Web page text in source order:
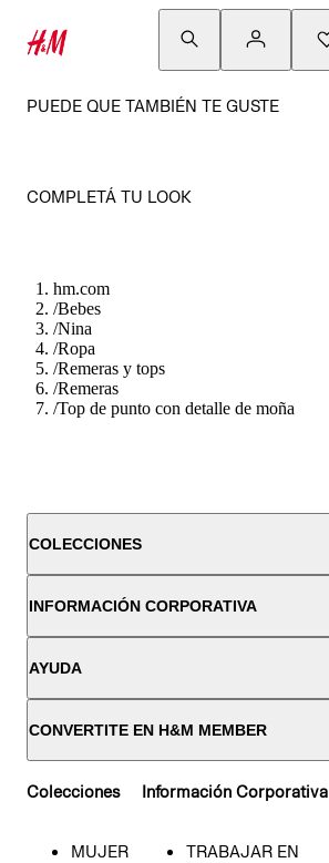
PUEDE QUE TAMBIÉN TE GUSTE
COMPLETÁ TU LOOK
hm.com
/Bebes
/Nina
/Ropa
/Remeras y tops
/Remeras
/Top de punto con detalle de moña
COLECCIONES
INFORMACIÓN CORPORATIVA
AYUDA
CONVERTITE EN H&M MEMBER
Colecciones
MUJER
Información Corporativa
TRABAJAR EN